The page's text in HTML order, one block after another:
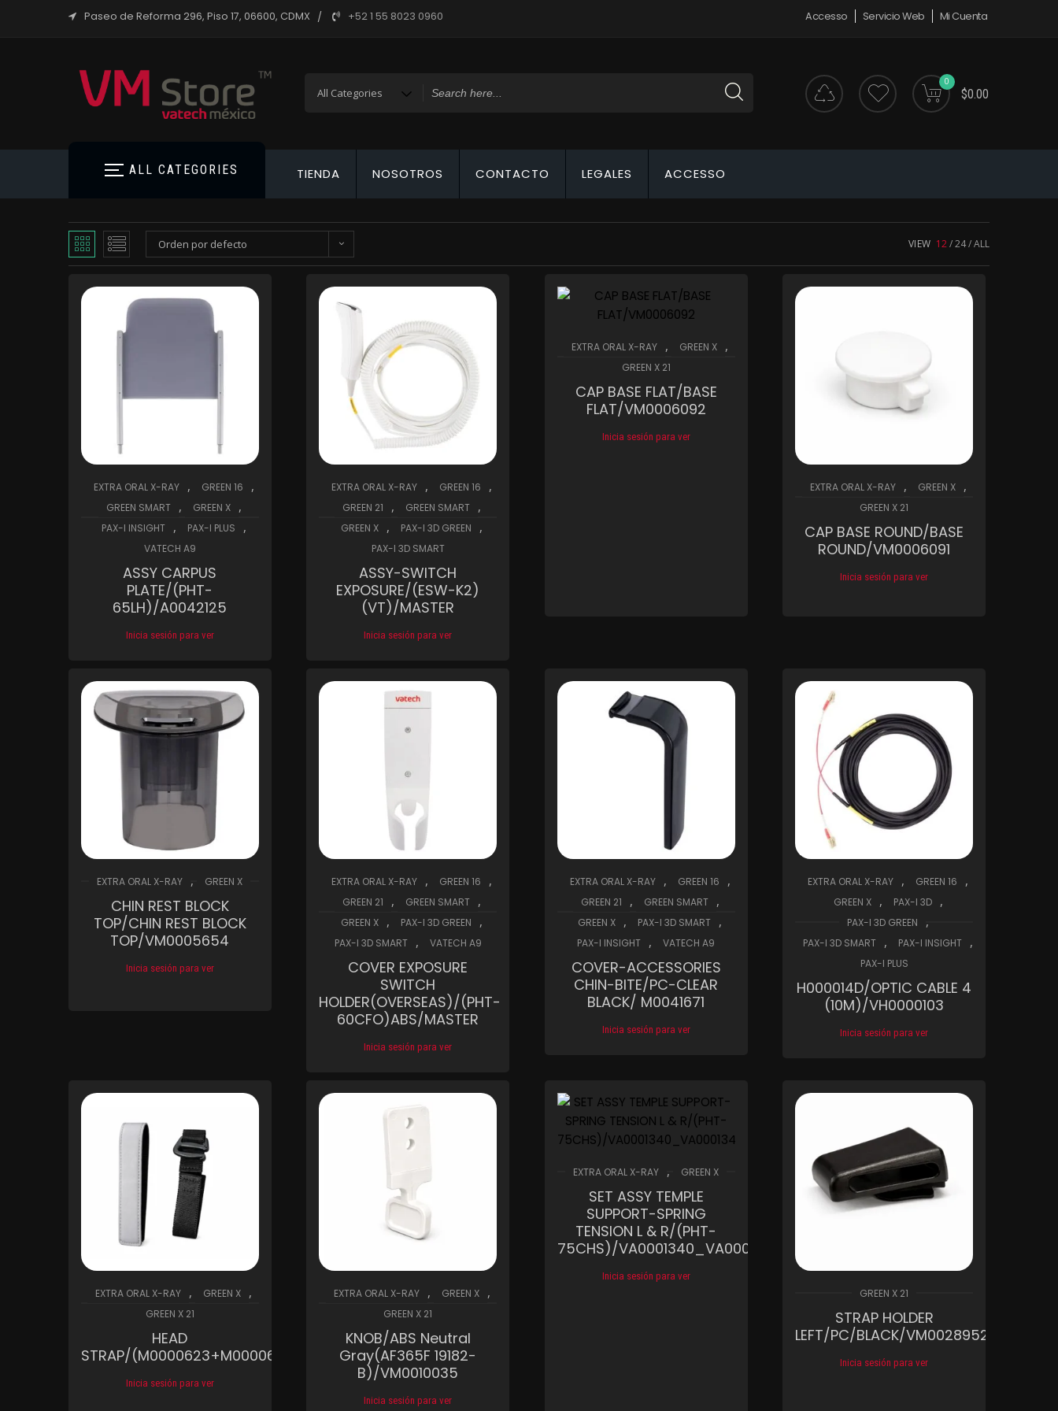
Paseo de Reforma 296, Piso 17, 06600, CDMX +52 1 55 8023 0960 Accesso Servicio Web Mi Cuenta
0
$0.00
ALL CATEGORIES TIENDA NOSOTROS CONTACTO LEGALES ACCESSO
Orden por defecto VIEW 12 24 ALL
EXTRA ORAL X-RAY , GREEN 16 ,
GREEN SMART , GREEN X ,
PAX-I INSIGHT , PAX-I PLUS ,
VATECH A9
ASSY CARPUS
PLATE/(PHT-
65LH)/A0042125
Inicia sesión para ver
EXTRA ORAL X-RAY , GREEN 16 ,
GREEN 21 , GREEN SMART ,
GREEN X , PAX-I 3D GREEN ,
PAX-I 3D SMART
ASSY-SWITCH
EXPOSURE/(ESW-K2)
(VT)/MASTER
Inicia sesión para ver
EXTRA ORAL X-RAY , GREEN X ,
GREEN X 21
CAP BASE FLAT/BASE
FLAT/VM0006092
Inicia sesión para ver
EXTRA ORAL X-RAY
, GREEN X ,
GREEN X 21
CAP BASE ROUND/BASE
ROUND/VM0006091
Inicia sesión para ver
EXTRA ORAL X-RAY , GREEN X
CHIN REST BLOCK
TOP/CHIN REST BLOCK
TOP/VM0005654
Inicia sesión para ver
EXTRA ORAL X-RAY , GREEN 16 ,
GREEN 21 , GREEN SMART ,
GREEN X , PAX-I 3D GREEN ,
PAX-I 3D SMART , VATECH A9
COVER EXPOSURE
SWITCH
HOLDER(OVERSEAS)/(PHT-
60CFO)ABS/MASTER
Inicia sesión para ver
EXTRA ORAL X-RAY , GREEN 16 ,
GREEN 21 , GREEN SMART ,
GREEN X , PAX-I 3D SMART ,
PAX-I INSIGHT , VATECH A9
COVER-ACCESSORIES
CHIN-BITE/PC-CLEAR
BLACK/ M0041671
Inicia sesión para ver
LEER MÁS
EXTRA ORAL X-RAY , GREEN 16 ,
GREEN X , PAX-I 3D ,
PAX-I 3D GREEN ,
PAX-I 3D SMART , PAX-I INSIGHT ,
PAX-I PLUS
H000014D/OPTIC CABLE 4
(10M)/VH0000103
Inicia sesión para ver
EXTRA ORAL X-RAY , GREEN X ,
GREEN X 21
HEAD
STRAP/(M0000623+M0000624+M0000625)/MASTER
Inicia sesión para ver
EXTRA ORAL X-RAY , GREEN X ,
GREEN X 21
KNOB/ABS Neutral
Gray(AF365F 19182-
B)/VM0010035
Inicia sesión para ver
EXTRA ORAL X-RAY , GREEN X
SET ASSY TEMPLE
SUPPORT-SPRING
TENSION L & R/(PHT-
75CHS)/VA0001340_VA0001341_R01
Inicia sesión para ver
GREEN X 21
STRAP HOLDER
LEFT/PC/BLACK/VM0028952
Inicia sesión para ver